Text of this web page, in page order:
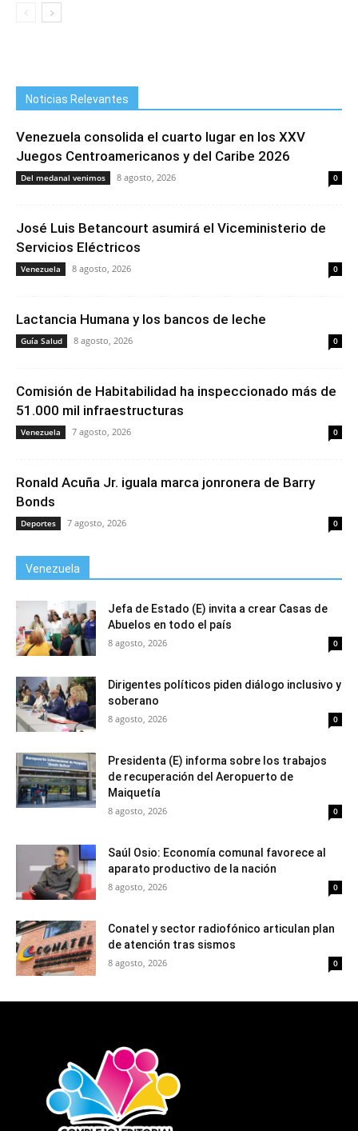
Noticias Relevantes
Venezuela consolida el cuarto lugar en los XXV
Juegos Centroamericanos y del Caribe 2026
Del medanal venimos 8 agosto, 2026 0
José Luis Betancourt asumirá el Viceministerio de
Servicios Eléctricos
Venezuela 8 agosto, 2026 0
Lactancia Humana y los bancos de leche
Guía Salud 8 agosto, 2026 0
Comisión de Habitabilidad ha inspeccionado más de
51.000 mil infraestructuras
Venezuela 7 agosto, 2026 0
Ronald Acuña Jr. iguala marca jonronera de Barry
Bonds
Deportes 7 agosto, 2026 0
Venezuela
Jefa de Estado (E) invita a crear Casas de
Abuelos en todo el país
8 agosto, 2026 0
Dirigentes políticos piden diálogo inclusivo y
soberano
8 agosto, 2026 0
Presidenta (E) informa sobre los trabajos
de recuperación del Aeropuerto de
Maiquetía
8 agosto, 2026 0
Saúl Osio: Economía comunal favorece al
aparato productivo de la nación
8 agosto, 2026 0
Conatel y sector radiofónico articulan plan
de atención tras sismos
8 agosto, 2026 0